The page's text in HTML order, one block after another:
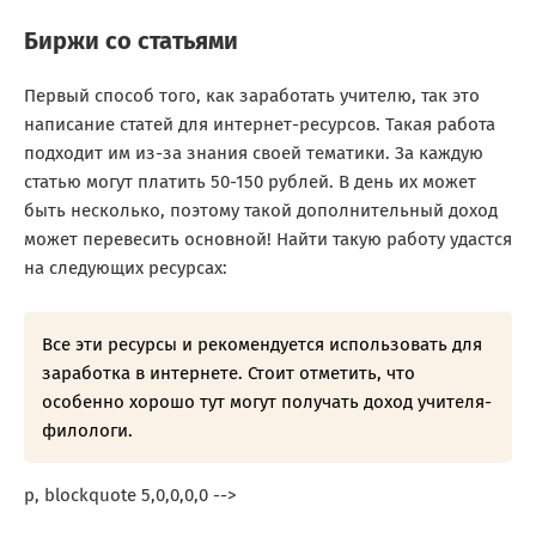
Биржи со статьями
Первый способ того, как заработать учителю, так это
написание статей для интернет-ресурсов. Такая работа
подходит им из-за знания своей тематики. За каждую
статью могут платить 50-150 рублей. В день их может
быть несколько, поэтому такой дополнительный доход
может перевесить основной! Найти такую работу удастся
на следующих ресурсах:
Все эти ресурсы и рекомендуется использовать для
заработка в интернете. Стоит отметить, что
особенно хорошо тут могут получать доход учителя-
филологи.
p, blockquote 5,0,0,0,0 -->